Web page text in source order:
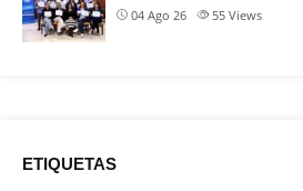
04 Ago 26 55 Views
ETIQUETAS